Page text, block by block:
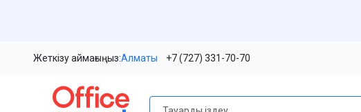
Жеткізу аймағыңыз:Алматы +7 (727) 331-70-70